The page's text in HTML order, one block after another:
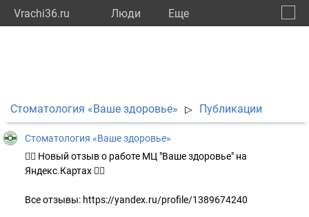
Vrachi36.ru Люди Eще
Стоматология «Ваше здоровье» ▷ Публикации
Стоматология «Ваше здоровье»
👍🏻 Новый отзыв о работе МЦ "Ваше здоровье" на
Яндекс.Картах 👇🏻
Все отзывы: https://yandex.ru/profile/1389674240